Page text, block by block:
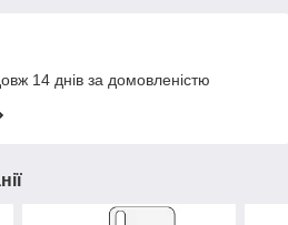
14 днів за домовленістю